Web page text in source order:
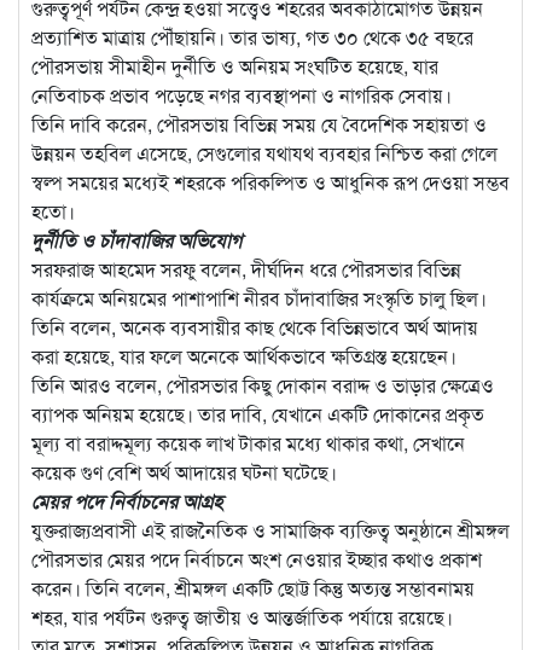
গুরুত্বপূর্ণ পর্যটন কেন্দ্র হওয়া সত্ত্বেও শহরের অবকাঠামোগত উন্নয়ন
প্রত্যাশিত মাত্রায় পৌঁছায়নি। তার ভাষ্য, গত ৩০ থেকে ৩৫ বছরে
পৌরসভায় সীমাহীন দুর্নীতি ও অনিয়ম সংঘটিত হয়েছে, যার
নেতিবাচক প্রভাব পড়েছে নগর ব্যবস্থাপনা ও নাগরিক সেবায়।
তিনি দাবি করেন, পৌরসভায় বিভিন্ন সময় যে বৈদেশিক সহায়তা ও
উন্নয়ন তহবিল এসেছে, সেগুলোর যথাযথ ব্যবহার নিশ্চিত করা গেলে
স্বল্প সময়ের মধ্যেই শহরকে পরিকল্পিত ও আধুনিক রূপ দেওয়া সম্ভব
হতো।
দুর্নীতি ও চাঁদাবাজির অভিযোগ
সরফরাজ আহমেদ সরফু বলেন, দীর্ঘদিন ধরে পৌরসভার বিভিন্ন
কার্যক্রমে অনিয়মের পাশাপাশি নীরব চাঁদাবাজির সংস্কৃতি চালু ছিল।
তিনি বলেন, অনেক ব্যবসায়ীর কাছ থেকে বিভিন্নভাবে অর্থ আদায়
করা হয়েছে, যার ফলে অনেকে আর্থিকভাবে ক্ষতিগ্রস্ত হয়েছেন।
তিনি আরও বলেন, পৌরসভার কিছু দোকান বরাদ্দ ও ভাড়ার ক্ষেত্রেও
ব্যাপক অনিয়ম হয়েছে। তার দাবি, যেখানে একটি দোকানের প্রকৃত
মূল্য বা বরাদ্দমূল্য কয়েক লাখ টাকার মধ্যে থাকার কথা, সেখানে
কয়েক গুণ বেশি অর্থ আদায়ের ঘটনা ঘটেছে।
মেয়র পদে নির্বাচনের আগ্রহ
যুক্তরাজ্যপ্রবাসী এই রাজনৈতিক ও সামাজিক ব্যক্তিত্ব অনুষ্ঠানে শ্রীমঙ্গল
পৌরসভার মেয়র পদে নির্বাচনে অংশ নেওয়ার ইচ্ছার কথাও প্রকাশ
করেন। তিনি বলেন, শ্রীমঙ্গল একটি ছোট্ট কিন্তু অত্যন্ত সম্ভাবনাময়
শহর, যার পর্যটন গুরুত্ব জাতীয় ও আন্তর্জাতিক পর্যায়ে রয়েছে।